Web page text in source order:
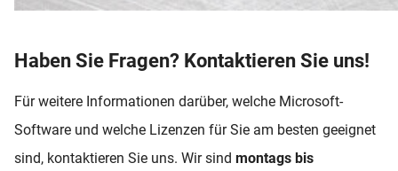
Haben Sie Fragen? Kontaktieren Sie uns!
Für weitere Informationen darüber, welche Microsoft-
Software und welche Lizenzen für Sie am besten geeignet
sind, kontaktieren Sie uns. Wir sind montags bis